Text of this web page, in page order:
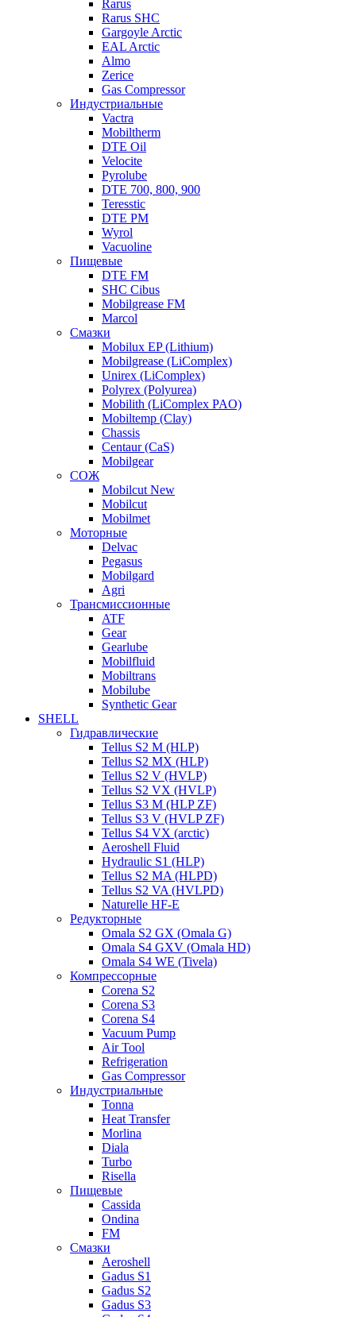
Rarus
Rarus SHC
Gargoyle Arctic
EAL Arctic
Almo
Zerice
Gas Compressor
Индустриальные
Vactra
Mobiltherm
DTE Oil
Velocite
Pyrolube
DTE 700, 800, 900
Teresstic
DTE PM
Wyrol
Vacuoline
Пищевые
DTE FM
SHC Cibus
Mobilgrease FM
Marcol
Смазки
Mobilux EP (Lithium)
Mobilgrease (LiComplex)
Unirex (LiComplex)
Polyrex (Polyurea)
Mobilith (LiComplex PAO)
Mobiltemp (Clay)
Chassis
Centaur (CaS)
Mobilgear
СОЖ
Mobilcut New
Mobilcut
Mobilmet
Моторные
Delvac
Pegasus
Mobilgard
Agri
Трансмиссионные
ATF
Gear
Gearlube
Mobilfluid
Mobiltrans
Mobilube
Synthetic Gear
SHELL
Гидравлические
Tellus S2 M (HLP)
Tellus S2 MХ (HLP)
Tellus S2 V (HVLP)
Tellus S2 VX (HVLP)
Tellus S3 M (HLP ZF)
Tellus S3 V (HVLP ZF)
Tellus S4 VX (arctic)
Aeroshell Fluid
Hydraulic S1 (HLP)
Tellus S2 MA (HLPD)
Tellus S2 VA (HVLPD)
Naturelle HF-E
Редукторные
Omala S2 GX (Omala G)
Omala S4 GXV (Omala HD)
Omala S4 WE (Tivela)
Компрессорные
Corena S2
Corena S3
Corena S4
Vacuum Pump
Air Tool
Refrigeration
Gas Compressor
Индустриальные
Tonna
Heat Transfer
Morlina
Diala
Turbo
Risella
Пищевые
Cassida
Ondina
FM
Смазки
Aeroshell
Gadus S1
Gadus S2
Gadus S3